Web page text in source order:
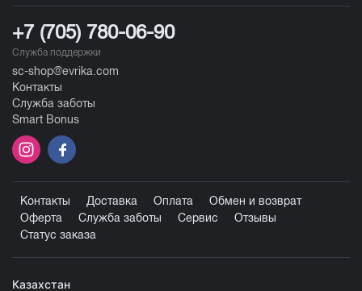
+7 (705) 780-06-90
Служба поддержки
sc-shop@evrika.com
Контакты
Служба заботы
Smart Bonus
Контакты Доставка Оплата
Обмен и возврат
Оферта
Служба заботы Сервис
Отзывы
Статус заказа
Казахстан